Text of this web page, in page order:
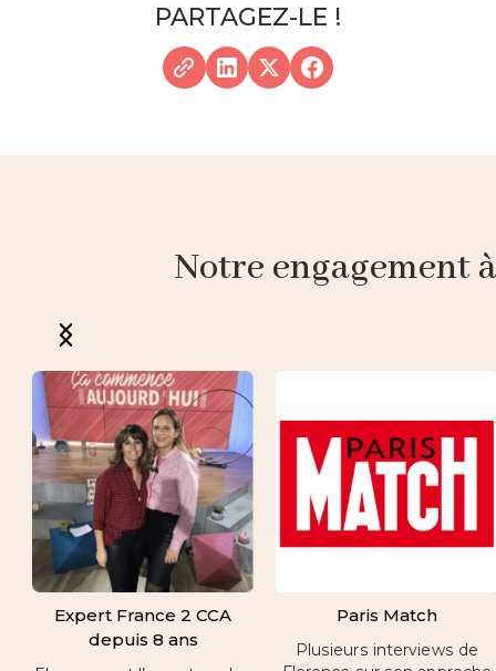
PARTAGEZ-LE !
Notre engagement
Expert France 2 CCA
depuis 8 ans
Paris Match
Plusieurs interviews de